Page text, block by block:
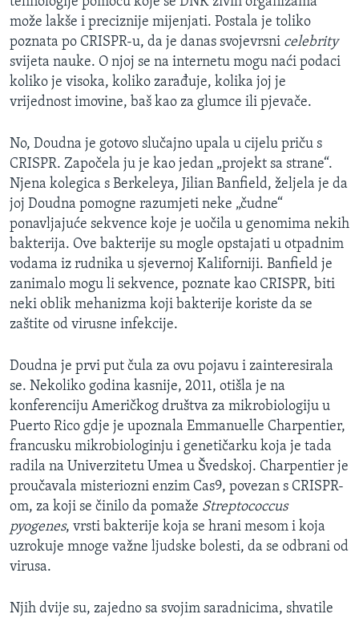
može lakše i preciznije mijenjati. Postala je toliko
poznata po CRISPR-u, da je danas svojevrsni celebrity
svijeta nauke. O njoj se na internetu mogu naći podaci
koliko je visoka, koliko zarađuje, kolika joj je
vrijednost imovine, baš kao za glumce ili pjevače.
No, Doudna je gotovo slučajno upala u cijelu priču s
CRISPR. Započela ju je kao jedan „projekt sa strane“.
Njena kolegica s Berkeleya, Jilian Banfield, željela je da
joj Doudna pomogne razumjeti neke „čudne“
ponavljajuće sekvence koje je uočila u genomima nekih
bakterija. Ove bakterije su mogle opstajati u otpadnim
vodama iz rudnika u sjevernoj Kaliforniji. Banfield je
zanimalo mogu li sekvence, poznate kao CRISPR, biti
neki oblik mehanizma koji bakterije koriste da se
zaštite od virusne infekcije.
Doudna je prvi put čula za ovu pojavu i zainteresirala
se. Nekoliko godina kasnije, 2011, otišla je na
konferenciju Američkog društva za mikrobiologiju u
Puerto Rico gdje je upoznala Emmanuelle Charpentier,
francusku mikrobiologinju i genetičarku koja je tada
radila na Univerzitetu Umea u Švedskoj. Charpentier je
proučavala misteriozni enzim Cas9, povezan s CRISPR-
om, za koji se činilo da pomaže Streptococcus
pyogenes, vrsti bakterije koja se hrani mesom i koja
uzrokuje mnoge važne ljudske bolesti, da se odbrani od
virusa.
Njih dvije su, zajedno sa svojim saradnicima, shvatile